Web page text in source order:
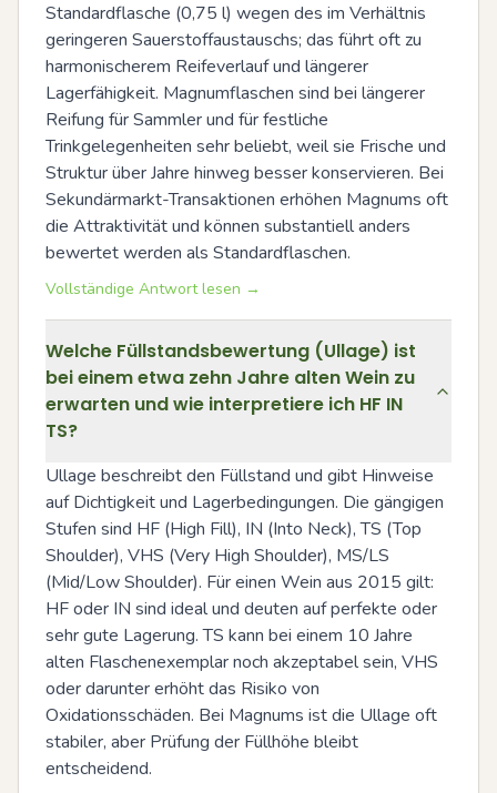
Standardflasche (0,75 l) wegen des im Verhältnis
geringeren Sauerstoffaustauschs; das führt oft zu
harmonischerem Reifeverlauf und längerer
Lagerfähigkeit. Magnumflaschen sind bei längerer
Reifung für Sammler und für festliche
Trinkgelegenheiten sehr beliebt, weil sie Frische und
Struktur über Jahre hinweg besser konservieren. Bei
Sekundärmarkt-Transaktionen erhöhen Magnums oft
die Attraktivität und können substantiell anders
bewertet werden als Standardflaschen.
Vollständige Antwort lesen →
Welche Füllstandsbewertung (Ullage) ist
bei einem etwa zehn Jahre alten Wein zu
erwarten und wie interpretiere ich HF IN
TS?
Ullage beschreibt den Füllstand und gibt Hinweise
auf Dichtigkeit und Lagerbedingungen. Die gängigen
Stufen sind HF (High Fill), IN (Into Neck), TS (Top
Shoulder), VHS (Very High Shoulder), MS/LS
(Mid/Low Shoulder). Für einen Wein aus 2015 gilt:
HF oder IN sind ideal und deuten auf perfekte oder
sehr gute Lagerung. TS kann bei einem 10 Jahre
alten Flaschenexemplar noch akzeptabel sein, VHS
oder darunter erhöht das Risiko von
Oxidationsschäden. Bei Magnums ist die Ullage oft
stabiler, aber Prüfung der Füllhöhe bleibt
entscheidend.